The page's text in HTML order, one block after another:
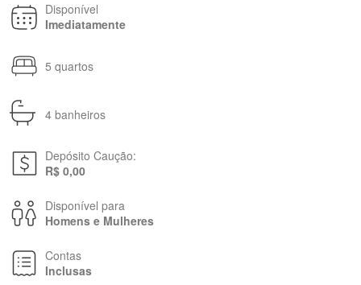
Disponível
Imediatamente
5 quartos
4 banheiros
Depósito Caução:
R$ 0,00
Disponível para
Homens e Mulheres
Contas
Inclusas